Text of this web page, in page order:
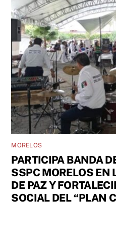
MORELOS
PARTICIPA BANDA
SSPC MORELOS EN
DE PAZ Y
SOCIAL DEL “PLAN